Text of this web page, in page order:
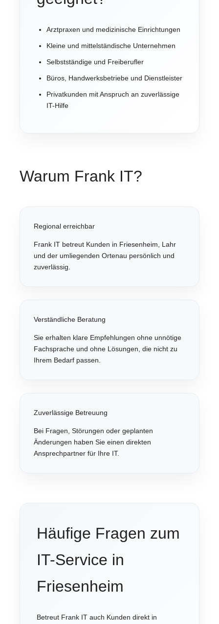
Arztpraxen und medizinische Einrichtungen
Kleine und mittelständische Unternehmen
Selbstständige und Freiberufler
Büros, Handwerksbetriebe und Dienstleister
Privatkunden mit Anspruch an zuverlässige
IT-Hilfe
Warum Frank IT?
Regional erreichbar
Frank IT betreut Kunden in Friesenheim, Lahr
und der umliegenden Ortenau persönlich und
zuverlässig.
Verständliche Beratung
Sie erhalten klare Empfehlungen ohne unnötige
Fachsprache und ohne Lösungen, die nicht zu
Ihrem Bedarf passen.
Zuverlässige Betreuung
Bei Fragen, Störungen oder geplanten
Änderungen haben Sie einen direkten
Ansprechpartner für Ihre IT.
Häufige Fragen zum
IT-Service in
Friesenheim
Betreut Frank IT auch Kunden direkt in